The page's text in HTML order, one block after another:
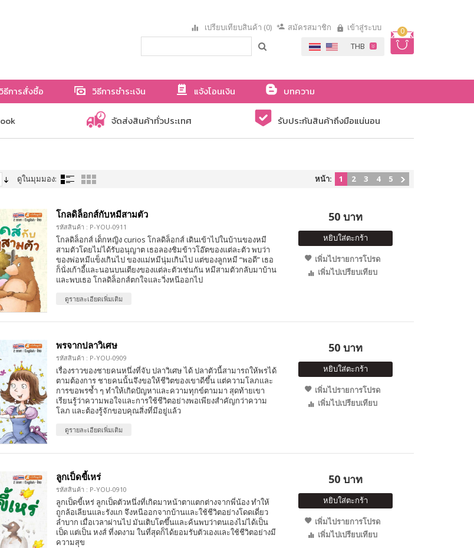
0
เปรียบเทียบสินค้า (0) สมัครสมาชิก เข้าสู่ระบบ
วิธีการสั่งซื้อ วิธีการชำระเงิน แจ้งโอนเงิน
บทความ
จัดส่งสินค้าทั่วประเทศ รับประกันสินค้าถึงมือแน่นอน
ดูในมุมมอง: หน้า: 1 2 3 4 5
โกลดิล็อกส์กับหมีสามตัว
รหัสสินค้า : P-YOU-0911
โกลดิล็อกส์ เด็กหญิง curios โกลดิล็อกส์ เดินเข้าไปในบ้านของหมี
สามตัวโดยไม่ได้รับอนุญาต เธอลองชิมข้าวโอ๊ตของแต่ละตัว พบว่า
ของพ่อหมีแข็งเกินไป ของแม่หมีนุ่มเกินไป แต่ของลูกหมี “พอดี” เธอ
ก็นั่งเก้าอี้และนอนบนเตียงของแต่ละตัวเช่นกัน หมีสามตัวกลับมาบ้าน
และพบเธอ โกลดิล็อกส์ตกใจและวิ่งหนีออกไป
ดูรายละเอียดเพิ่มเติม
50 บาท
หยิบใส่ตะกร้า
เพิ่มไปรายการโปรด
เพิ่มไปเปรียบเทียบ
พรจากปลาวิเศษ
รหัสสินค้า : P-YOU-0909
เรื่องราวของชายคนหนึ่งที่จับ ปลาวิเศษ ได้ ปลาตัวนี้สามารถให้พรได้
ตามต้องการ ชายคนนั้นจึงขอให้ชีวิตของเขาดีขึ้น แต่ความโลภและ
การขอพรซ้ำ ๆ ทำให้เกิดปัญหาและความทุกข์ตามมา สุดท้ายเขา
เรียนรู้ว่าความพอใจและการใช้ชีวิตอย่างพอเพียงสำคัญกว่าความ
โลภ และต้องรู้จักขอบคุณสิ่งที่มีอยู่แล้ว
ดูรายละเอียดเพิ่มเติม
50 บาท
หยิบใส่ตะกร้า
เพิ่มไปรายการโปรด
เพิ่มไปเปรียบเทียบ
ลูกเป็ดขี้เหร่
รหัสสินค้า : P-YOU-0910
ลูกเป็ดขี้เหร่ ลูกเป็ดตัวหนึ่งที่เกิดมาหน้าตาแตกต่างจากพี่น้อง ทำให้
ถูกล้อเลียนและรังแก จึงหนีออกจากบ้านและใช้ชีวิตอย่างโดดเดี่ยว
ลำบาก เมื่อเวลาผ่านไป มันเติบโตขึ้นและค้นพบว่าตนเองไม่ได้เป็น
เป็ด แต่เป็น หงส์ ที่งดงาม ในที่สุดก็ได้ยอมรับตัวเองและใช้ชีวิตอย่างมี
ความสุข
50 บาท
หยิบใส่ตะกร้า
เพิ่มไปรายการโปรด
เพิ่มไปเปรียบเทียบ